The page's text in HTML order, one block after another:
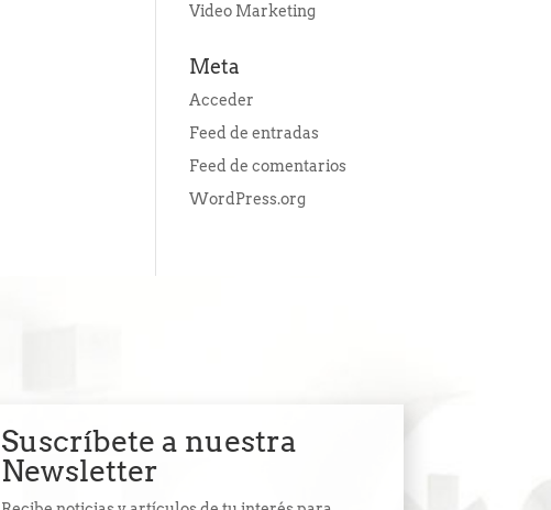
Video Marketing
Meta
Acceder
Feed de entradas
Feed de comentarios
WordPress.org
Suscríbete a nuestra
Newsletter